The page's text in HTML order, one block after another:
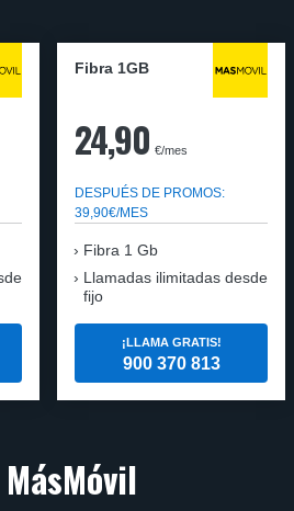
Fibra 1GB
24,90 €/mes
DESPUÉS DE PROMOS:
39,90€/MES
Fibra 1 Gb
Llamadas ilimitadas desde
fijo
¡LLAMA GRATIS!
900 370 813